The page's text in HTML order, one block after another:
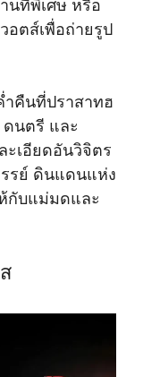
ที่พิเศษ หรือ
อตส์เพื่อถ่ายรูป
คืนที่ปราสาทฮ
นตรี และ
เอียดอันวิจิตร
รย์ ดินแดนแห่ง
กับแม่มดและ